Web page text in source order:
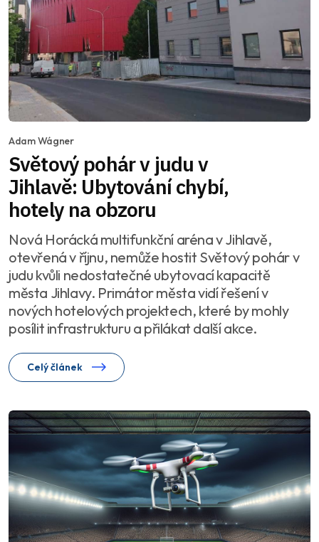
Adam Wágner
Světový pohár v judu v
Jihlavě: Ubytování chybí,
hotely na obzoru
Nová Horácká multifunkční aréna v Jihlavě,
otevřená v říjnu, nemůže hostit Světový pohár v
judu kvůli nedostatečné ubytovací kapacitě
města Jihlavy. Primátor města vidí řešení v
nových hotelových projektech, které by mohly
posílit infrastrukturu a přilákat další akce.
Celý článek